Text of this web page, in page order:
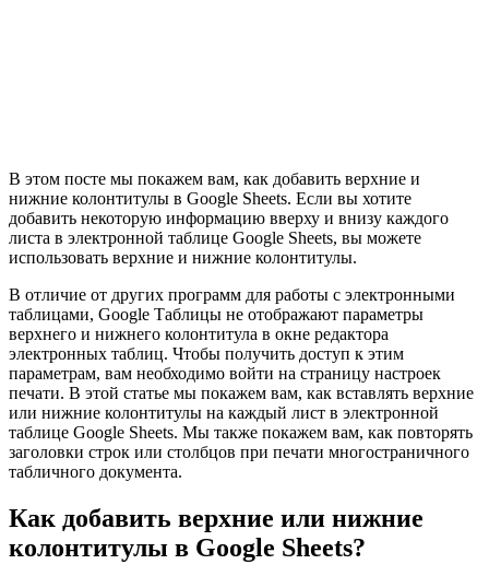
В этом посте мы покажем вам, как добавить верхние и
нижние колонтитулы в Google Sheets. Если вы хотите
добавить некоторую информацию вверху и внизу каждого
листа в электронной таблице Google Sheets, вы можете
использовать верхние и нижние колонтитулы.
В отличие от других программ для работы с электронными
таблицами, Google Таблицы не отображают параметры
верхнего и нижнего колонтитула в окне редактора
электронных таблиц. Чтобы получить доступ к этим
параметрам, вам необходимо войти на страницу настроек
печати. В этой статье мы покажем вам, как вставлять верхние
или нижние колонтитулы на каждый лист в электронной
таблице Google Sheets. Мы также покажем вам, как повторять
заголовки строк или столбцов при печати многостраничного
табличного документа.
Как добавить верхние или нижние
колонтитулы в Google Sheets?